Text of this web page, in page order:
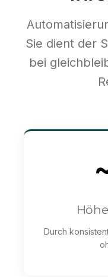
Sie dient der
bei
Durch